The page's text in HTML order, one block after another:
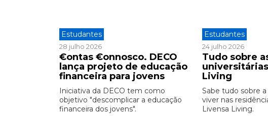
Estudantes
28 julho 2026
€ontas €onnosco. DECO
lança projeto de educação
financeira para jovens
Iniciativa da DECO tem como
objetivo "descomplicar a educação
financeira dos jovens".
Estudantes
24 julho 2026
Tudo sobre
Living
Sabe tudo sobre
viver nas
Livensa Living.